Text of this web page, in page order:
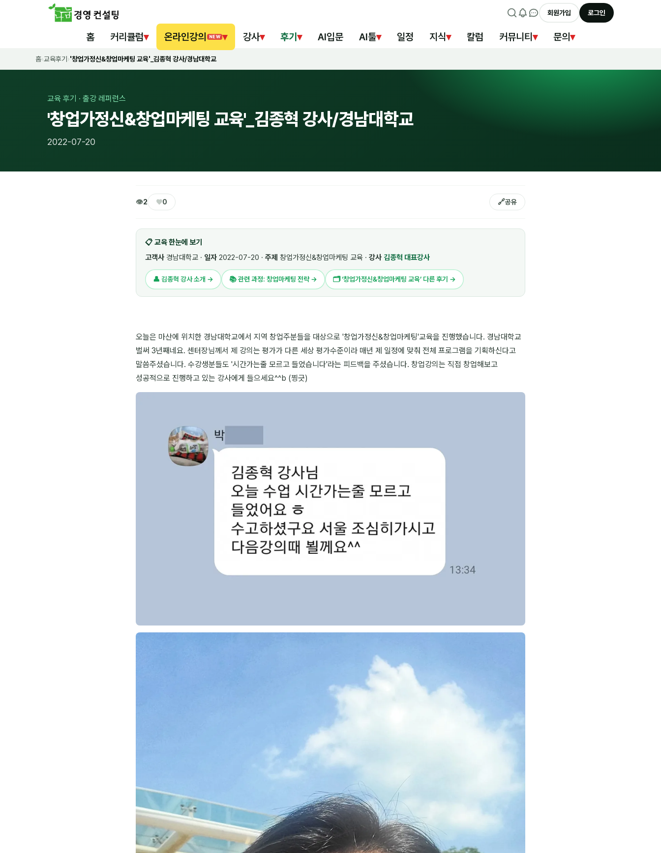
회원가입 로그인
홈 커리큘럼▾ 온라인강의 NEW ▾ 강사▾ 후기 ▾ AI입문 AI툴▾ 일정 지식▾ 칼럼 커뮤니티 ▾ 문의▾
홈›교육후기 ›'창업가정신&창업마케팅 교육'_김종혁 강사/경남대학교
교육 후기 · 출강 레퍼런스
'창업가정신&창업마케팅 교육'_김종혁 강사/경남대학교
2022-07-20
👁2 ♥0 🔗공유
📋 교육 한눈에 보기
고객사 경남대학교 · 일자 2022-07-20 · 주제 창업가정신&창업마케팅 교육 · 강사 김종혁 대표강사
👤 김종혁 강사 소개 → 📚 관련 과정: 창업마케팅 전략 → 🗂 ‘창업가정신&창업마케팅 교육’ 다른 후기 →
오늘은 마산에 위치한 경남대학교에서 지역 창업주분들을 대상으로 '창업가정신&창업마케팅'교육을 진행했습니다. 경남대학교
벌써 3년째네요. 센터장님께서 제 강의는 평가가 다른 세상 평가수준이라 매년 제 일정에 맞춰 전체 프로그램을 기획하신다고
말씀주셨습니다. 수강생분들도 '시간가는줄 모르고 들었습니다'라는 피드백을 주셨습니다. 창업강의는 직접 창업해보고
성공적으로 진행하고 있는 강사에게 들으세요^^b (찡긋)